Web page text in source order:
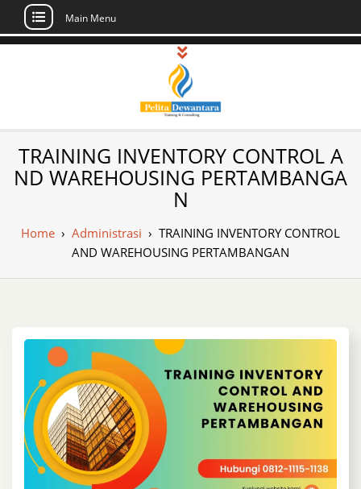
Skip
Main Menu
Pusat Pelatihan
dan Sertifikasi –
Daftar Training
Indonesia
Sertifikasi di Indonesia
TRAINING INVENTORY CONTROL A
ND WAREHOUSING PERTAMBANGA
N
Home › Administrasi › TRAINING INVENTORY CONTROL
AND WAREHOUSING PERTAMBANGAN